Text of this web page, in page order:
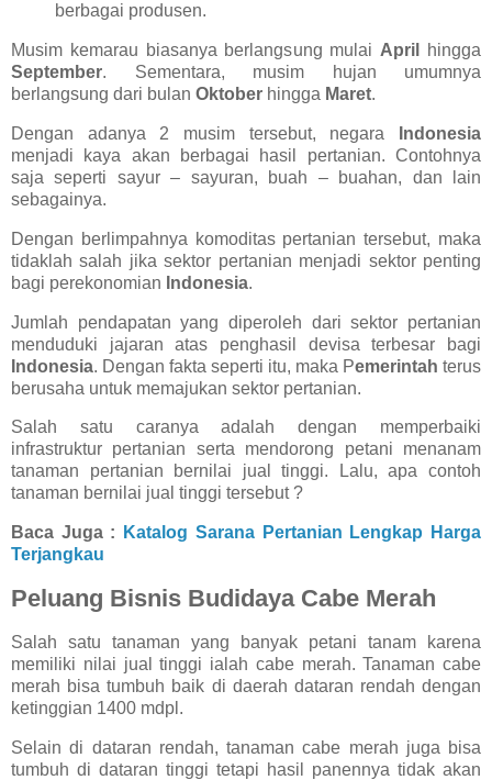
berbagai produsen.
Musim kemarau biasanya berlangsung mulai April
hingga
September. Sementara, musim hujan umumnya
berlangsung dari bulan Oktober hingga Maret.
Dengan adanya 2 musim tersebut, negara
Indonesia
menjadi kaya akan berbagai hasil pertanian. Contohnya
saja seperti sayur – sayuran, buah – buahan, dan lain
sebagainya.
Dengan berlimpahnya komoditas pertanian tersebut, maka
tidaklah salah jika sektor pertanian menjadi sektor penting
bagi perekonomian Indonesia.
Jumlah pendapatan yang diperoleh dari sektor pertanian
menduduki jajaran atas penghasil devisa terbesar bagi
Indonesia. Dengan fakta seperti itu, maka Pemerintah terus
berusaha untuk memajukan sektor pertanian.
Salah satu caranya adalah dengan memperbaiki
infrastruktur pertanian serta mendorong petani menanam
tanaman pertanian bernilai jual tinggi. Lalu, apa contoh
tanaman bernilai jual tinggi tersebut ?
Baca Juga :
Katalog Sarana Pertanian Lengkap Harga
Terjangkau
Peluang Bisnis Budidaya Cabe Merah
Salah satu tanaman yang banyak petani tanam karena
memiliki nilai jual tinggi ialah cabe merah. Tanaman cabe
merah bisa tumbuh baik di daerah dataran rendah dengan
ketinggian 1400 mdpl.
Selain di dataran rendah, tanaman cabe merah juga bisa
tumbuh di dataran tinggi tetapi hasil panennya tidak akan